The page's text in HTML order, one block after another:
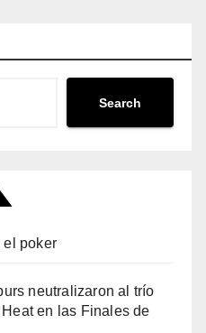
Search
el poker
neutralizaron al trío
en las Finales de